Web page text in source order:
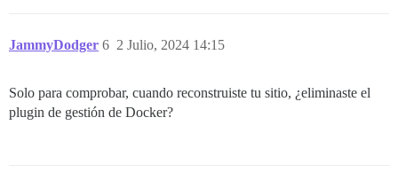
JammyDodger 2 Julio, 2024 14:15
6
Solo para comprobar, cuando reconstruiste tu sitio, ¿eliminaste el
plugin de gestión de Docker?